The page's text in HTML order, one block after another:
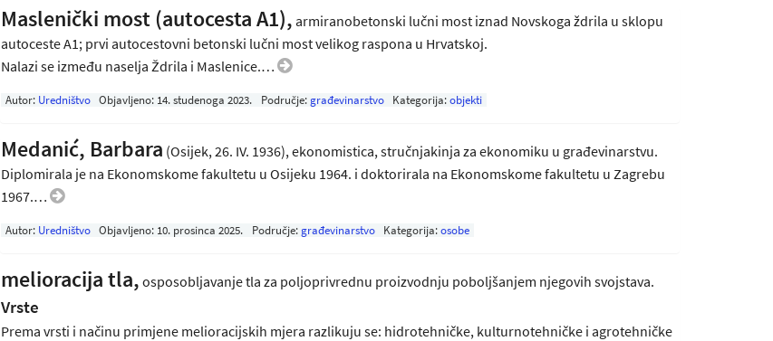
Maslenički most (autocesta A1), armiranobetonski lučni most iznad Novskoga ždrila u sklopu
autoceste A1; prvi autocestovni betonski lučni most velikog raspona u Hrvatskoj.
Nalazi se između naselja Ždrila i Maslenice.…
Autor: Uredništvo Objavljeno: 14. studenoga 2023. Područje: građevinarstvo Kategorija:objekti
Medanić, Barbara (Osijek, 26. IV. 1936), ekonomistica, stručnjakinja za ekonomiku u građevinarstvu.
Diplomirala je na Ekonomskome fakultetu u Osijeku 1964. i doktorirala na Ekonomskome fakultetu u Zagrebu
1967.…
Autor: Uredništvo Objavljeno: 10. prosinca 2025. Područje: građevinarstvo Kategorija:osobe
melioracija tla, osposobljavanje tla za poljoprivrednu proizvodnju poboljšanjem njegovih svojstava.
Vrste
Prema vrsti i načinu primjene melioracijskih mjera razlikuju se: hidrotehničke, kulturnotehničke i agrotehničke